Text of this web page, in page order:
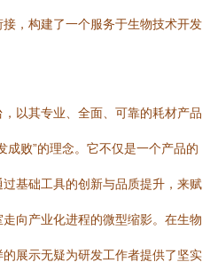
，构建了一个服务于生物技术开发
以其专业、全面、可靠的耗材产品
成败”的理念。它不仅是一个产品的
基础工具的创新与品质提升，来赋
向产业化进程的微型缩影。在生物
展示无疑为研发工作者提供了坚实